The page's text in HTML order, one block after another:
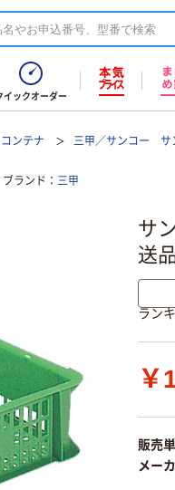
イックオーダー
ンテナ 三甲／サンコー サ
ブランド 三甲
サ
送品
ラン
￥
販売
メー